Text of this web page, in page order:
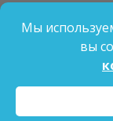
420107, г. Казань,
Политика
Согласие на
Мы
вы